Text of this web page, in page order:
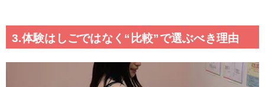
3.体験はしごではなく“比較”で選ぶべき理由